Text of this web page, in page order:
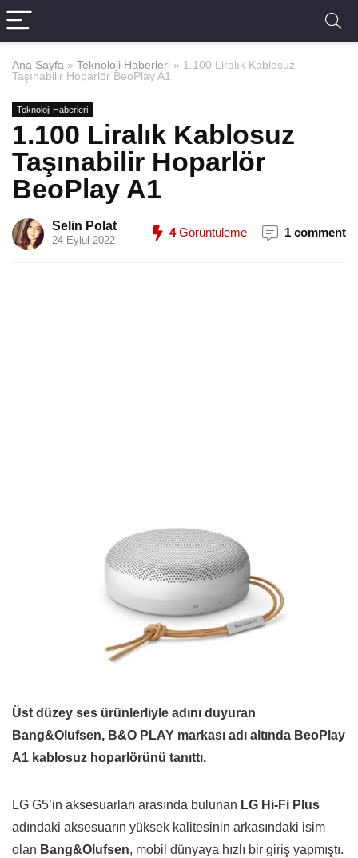
Ana Sayfa » Teknoloji Haberleri » 1.100 Liralık Kablosuz
Taşınabilir Hoparlör BeoPlay A1
Teknoloji Haberleri
1.100 Liralık Kablosuz
Taşınabilir Hoparlör
BeoPlay A1
Selin Polat
24 Eylül 2022
4Görüntüleme 1 comment
Üst düzey ses ürünlerliyle adını duyuran
Bang&Olufsen, B&O PLAY markası adı altında BeoPlay
A1 kablosuz hoparlörünü tanıttı.
LG G5’in aksesuarları arasında bulunan LG Hi-Fi Plus
adındaki aksesuarın yüksek kalitesinin arkasındaki isim
olan Bang&Olufsen, mobil dünyaya hızlı bir giriş yapmıştı.